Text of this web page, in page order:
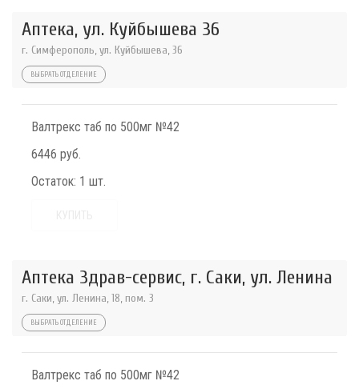
Аптека, ул. Куйбышева 36
г. Симферополь, ул. Куйбышева, 36
ВЫБРАТЬ ОТДЕЛЕНИЕ
Валтрекс таб по 500мг №42
6446 руб.
Остаток: 1 шт.
Аптека Здрав-сервис, г. Саки, ул. Ленина
г. Саки, ул. Ленина, 18, пом. 3
ВЫБРАТЬ ОТДЕЛЕНИЕ
Валтрекс таб по 500мг №42